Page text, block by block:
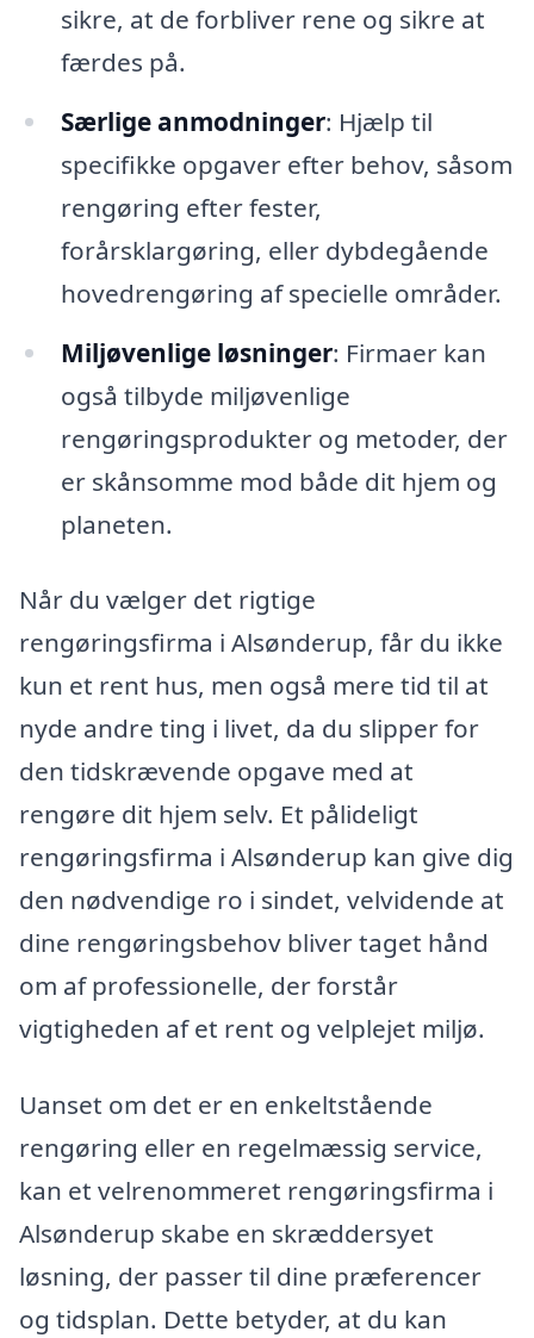
sikre, at de forbliver rene og sikre at
færdes på.
Særlige anmodninger: Hjælp til
specifikke opgaver efter behov, såsom
rengøring efter fester,
forårsklargøring, eller dybdegående
hovedrengøring af specielle områder.
Miljøvenlige løsninger: Firmaer kan
også tilbyde miljøvenlige
rengøringsprodukter og metoder, der
er skånsomme mod både dit hjem og
planeten.
Når du vælger det rigtige
rengøringsfirma i Alsønderup, får du ikke
kun et rent hus, men også mere tid til at
nyde andre ting i livet, da du slipper for
den tidskrævende opgave med at
rengøre dit hjem selv. Et pålideligt
rengøringsfirma i Alsønderup kan give dig
den nødvendige ro i sindet, velvidende at
dine rengøringsbehov bliver taget hånd
om af professionelle, der forstår
vigtigheden af et rent og velplejet miljø.
Uanset om det er en enkeltstående
rengøring eller en regelmæssig service,
kan et velrenommeret rengøringsfirma i
Alsønderup skabe en skræddersyet
løsning, der passer til dine præferencer
og tidsplan. Dette betyder, at du kan